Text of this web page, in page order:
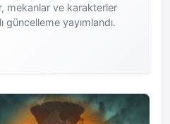
mekanlar ve karakterler
yayımlandı.